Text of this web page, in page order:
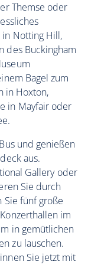
Themse oder
in Notting Hill,
des Buckingham
Bagel zum
in Hoxton,
in Mayfair oder
und genießen
aus.
Gallery oder
Sie durch
Sie fünf große
im
in gemütlichen
zu lauschen.
Sie jetzt mit